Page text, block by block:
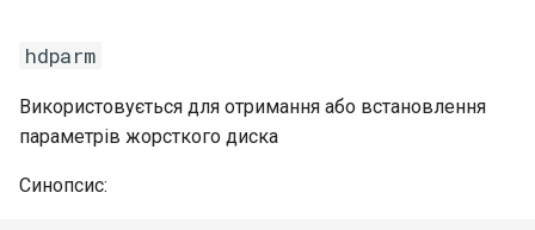
hdparm
Використовується для отримання або встановлення
параметрів жорсткого диска
Синопсис: